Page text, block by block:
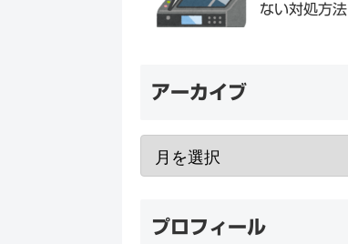
ない対処方法
アーカイブ
プロフィール